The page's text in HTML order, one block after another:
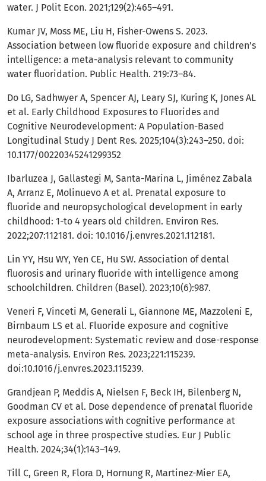
water. J Polit Econ. 2021;129(2):465–491.
Kumar JV, Moss ME, Liu H, Fisher-Owens S. 2023.
Association between low fluoride exposure and children’s
intelligence: a meta-analysis relevant to community
water fluoridation. Public Health. 219:73–84.
Do LG, Sadhwyer A, Spencer AJ, Leary SJ, Kuring K, Jones AL
et al. Early Childhood Exposures to Fluorides and
Cognitive Neurodevelopment: A Population-Based
Longitudinal Study J Dent Res. 2025;104(3):243–250. doi:
10.1177/00220345241299352
Ibarluzea J, Gallastegi M, Santa-Marina L, Jiménez Zabala
A, Arranz E, Molinuevo A et al. Prenatal exposure to
fluoride and neuropsychological development in early
childhood: 1-to 4 years old children. Environ Res.
2022;207:112181. doi: 10.1016/j.envres.2021.112181.
Lin YY, Hsu WY, Yen CE, Hu SW. Association of dental
fluorosis and urinary fluoride with intelligence among
schoolchildren. Children (Basel). 2023;10(6):987.
Veneri F, Vinceti M, Generali L, Giannone ME, Mazzoleni E,
Birnbaum LS et al. Fluoride exposure and cognitive
neurodevelopment: Systematic review and dose-response
meta-analysis. Environ Res. 2023;221:115239.
doi:10.1016/j.envres.2023.115239.
Grandjean P, Meddis A, Nielsen F, Beck IH, Bilenberg N,
Goodman CV et al. Dose dependence of prenatal fluoride
exposure associations with cognitive performance at
school age in three prospective studies. Eur J Public
Health. 2024;34(1):143–149.
Till C, Green R, Flora D, Hornung R, Martinez-Mier EA,